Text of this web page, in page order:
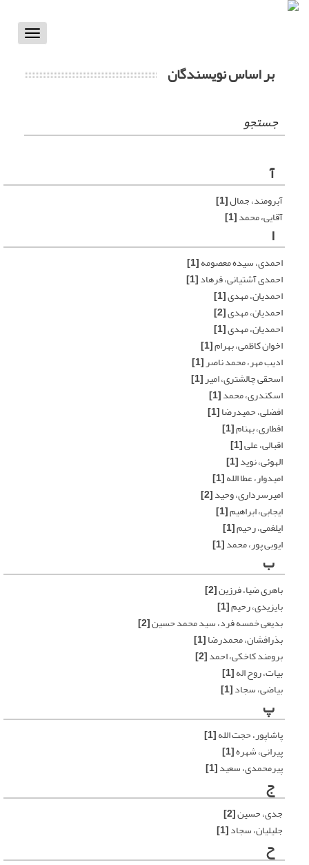
Toggle
بر اساس نویسندگان
جستجو
آ
آبرومند، جمال‌[1]
آقایی، محمد[1]
ا
احمدی، سیده معصومه[1]
احمدی آشتیانی، فرهاد[1]
احمدیان، مهدی[1]
احمدیان، مهدی[2]
احمدیان، مهدی[1]
اخوان کاظمی، بهرام[1]
ادیب مهر، محمد ناصر[1]
اسحقی چالشتری، امیر[1]
اسکندری، محمد[1]
افضلی، حمیدرضا[1]
افطاری، بهنام[1]
اقبالی، علی[1]
الهوئی، نوید[1]
امیدوار، عطا الله[1]
امیرسرداری، وحید[2]
ایجابی، ابراهیم[1]
ایلغمی، رحیم[1]
ایوبی پور، محمد[1]
ب
باهری ضیا، فرزین[2]
بایزیدی، رحیم[1]
بدیعی خمسه فرد، سید محمد حسین[2]
بذرافشان، محمدرضا[1]
برومند کاخکی، احمد[2]
بیات، روح اله[1]
بیاضی، سجاد[1]
پ
پاشاپور، حجت الله[1]
پیرانی، شهره[1]
پیرمحمدی، سعید[1]
ج
جدی، حسین[2]
جلیلیان، سجاد[1]
ح